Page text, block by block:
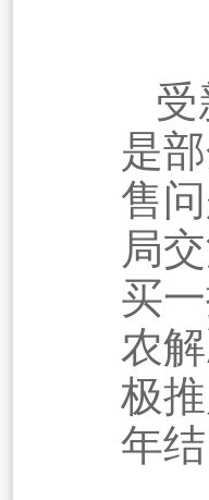
是
售
局
买
农
极
年结